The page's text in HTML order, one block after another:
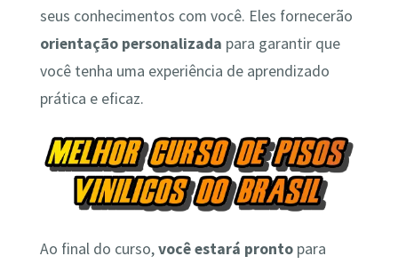
seus conhecimentos com você. Eles fornecerão
orientação personalizada para garantir que
você tenha uma experiência de aprendizado
prática e eficaz.
Ao final do curso,você estará prontopara